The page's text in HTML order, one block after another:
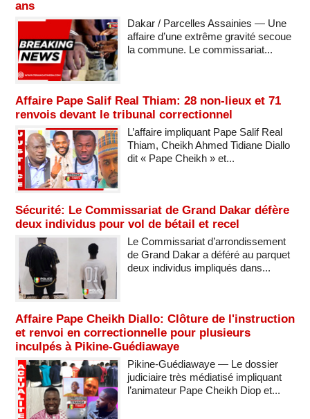
ans
Dakar / Parcelles Assainies — Une
affaire d’une extrême gravité secoue
la commune. Le commissariat...
Affaire Pape Salif Real Thiam: 28 non-lieux et 71
renvois devant le tribunal correctionnel
L’affaire impliquant Pape Salif Real
Thiam, Cheikh Ahmed Tidiane Diallo
dit « Pape Cheikh » et...
Sécurité: Le Commissariat de Grand Dakar défère
deux individus pour vol de bétail et recel
Le Commissariat d’arrondissement
de Grand Dakar a déféré au parquet
deux individus impliqués dans...
Affaire Pape Cheikh Diallo: Clôture de l'instruction
et renvoi en correctionnelle pour plusieurs
inculpés à Pikine-Guédiawaye
Pikine-Guédiawaye — Le dossier
judiciaire très médiatisé impliquant
l’animateur Pape Cheikh Diop et...